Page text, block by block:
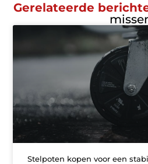
Gerelateerde
Stelpoten kopen voor een